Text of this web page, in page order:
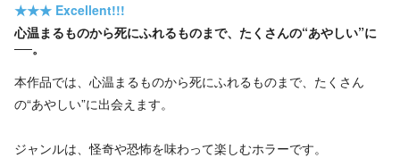
★★★ Excellent!!!
心温まるものから死にふれるものまで、たくさんの“あやしい”に
──。
本作品では、心温まるものから死にふれるものまで、たくさん
の“あやしい”に出会えます。
ジャンルは、怪奇や恐怖を味わって楽しむホラーです。